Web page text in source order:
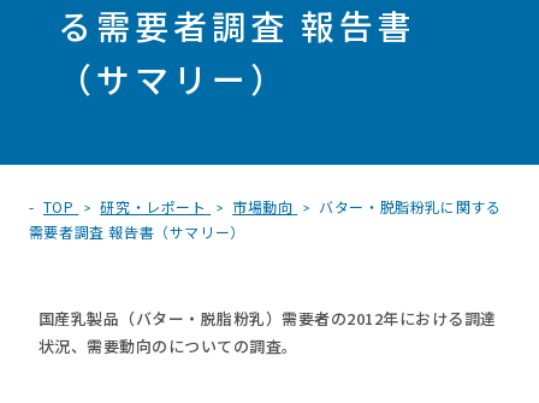
る需要者調査 報告書
（サマリー）
TOP 研究・レポート 市場動向
バター・脱脂粉乳に関する
需要者調査 報告書（サマリー）
国産乳製品（バター・脱脂粉乳）需要者の2012年における調達
状況、需要動向のについての調査。